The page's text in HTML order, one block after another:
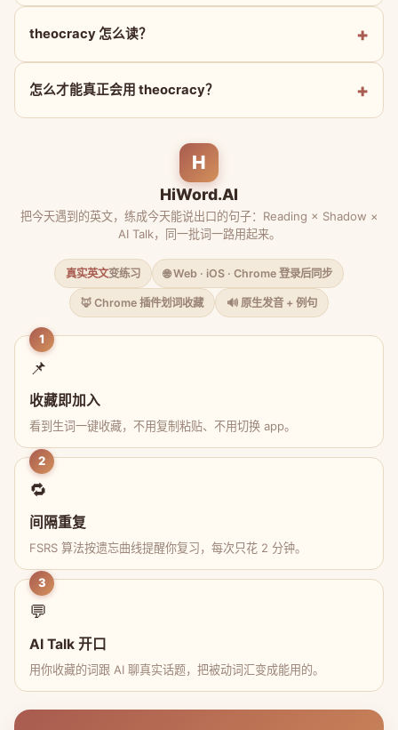
theocracy 怎么读？
怎么才能真正会用 theocracy？
H
HiWord.AI
把今天遇到的英文，练成今天能说出口的句子：Reading × Shadow ×
AI Talk，同一批词一路用起来。
真实英文变练习 🌐 Web · iOS · Chrome 登录后同步
🦊 Chrome 插件划词收藏 🔊 原生发音 + 例句
1
📌
收藏即加入
看到生词一键收藏，不用复制粘贴、不用切换 app。
2
🔁
间隔重复
FSRS 算法按遗忘曲线提醒你复习，每次只花 2 分钟。
3
💬
AI Talk 开口
用你收藏的词跟 AI 聊真实话题，把被动词汇变成能用的。